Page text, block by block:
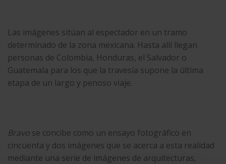
Las imágenes sitúan al espectador en un tramo
determinado de la zona mexicana. Hasta allí llegan
personas de Colombia, Honduras, el Salvador o
Guatemala para los que la travesía supone la última
etapa de un largo y penoso viaje.
Bravo se concibe como un ensayo fotográfico en
cincuenta y dos imágenes que se acerca a esta realidad
mediante una serie de imágenes de arquitecturas,